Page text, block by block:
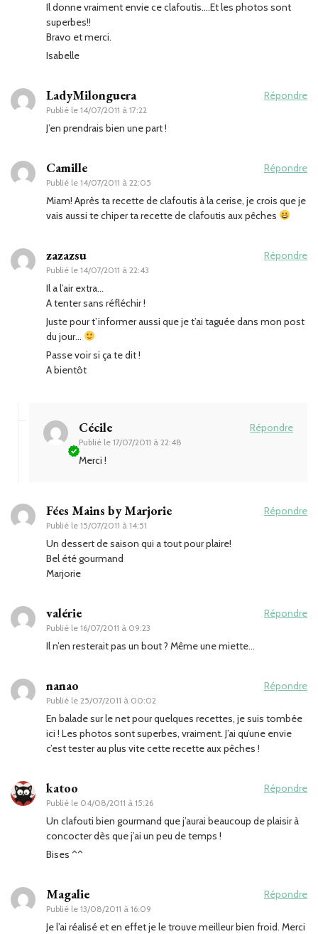
Il donne vraiment envie ce clafoutis….Et les photos sont
superbes!!
Bravo et merci.
Isabelle
LadyMilonguera
Publié le 14/07/2011 à 17:22
Répondre
J’en prendrais bien une part !
Camille
Publié le 14/07/2011 à 22:05
Répondre
Miam! Après ta recette de clafoutis à la cerise, je crois que je
vais aussi te chiper ta recette de clafoutis aux pêches
zazazsu
Publié le 14/07/2011 à 22:43
Répondre
Il a l’air extra…
A tenter sans réfléchir !
Juste pour t’informer aussi que je t’ai taguée dans mon post
du jour…
Passe voir si ça te dit !
A bientôt
Cécile
Publié le 17/07/2011 à 22:48
Répondre
Merci !
Fées Mains by Marjorie
Publié le 15/07/2011 à 14:51
Répondre
Un dessert de saison qui a tout pour plaire!
Bel été gourmand
Marjorie
valérie
Publié le 16/07/2011 à 09:23
Répondre
Il n’en resterait pas un bout ? Même une miette…
nanao
Publié le 25/07/2011 à 00:02
Répondre
En balade sur le net pour quelques recettes, je suis tombée
ici ! Les photos sont superbes, vraiment. J’ai qu’une envie
c’est tester au plus vite cette recette aux pêches !
katoo
Publié le 04/08/2011 à 15:26
Répondre
Un clafouti bien gourmand que j’aurai beaucoup de plaisir à
concocter dès que j’ai un peu de temps !
Bises ^^
Magalie
Publié le 13/08/2011 à 16:09
Répondre
Je l’ai réalisé et en effet je le trouve meilleur bien froid. Merci